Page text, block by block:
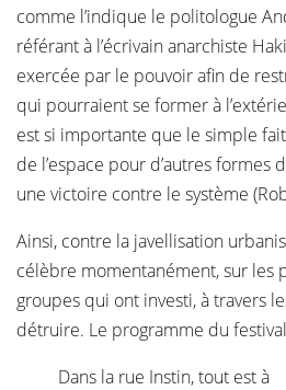
comme l’indique le politologue
référant à l’écrivain anarchiste
exercée par le pouvoir afin de
qui pourraient se former à
est si importante que le simple
de l’espace pour d’autres formes
une victoire contre le système
Ainsi, contre la javellisation
célèbre momentanément, sur les
groupes qui ont investi, à travers
détruire. Le programme du
Dans la rue Instin, tout est à